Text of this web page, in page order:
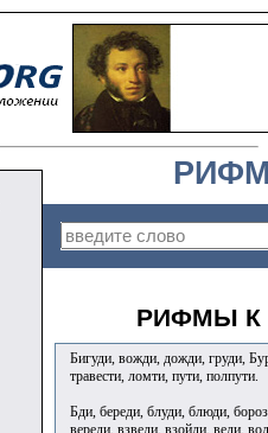
РИФМЫ К
Бигуди, вожди, дожди, груди,
травести, ломти, пути, полпути.
Бди, береди, блуди, блюди,
вереди, взведи, взойди, веди,